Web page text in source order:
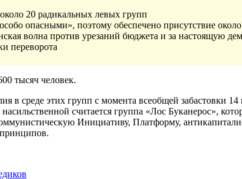
20 радикальных левых групп
опасными», поэтому обеспечено присутствие
волна против урезаний бюджета и за настоящую
переворота
тысяч человек.
в среде этих групп с момента всеобщей забастовки
считается группа «Лос Буканерос»,
Инициативу, Платформу,